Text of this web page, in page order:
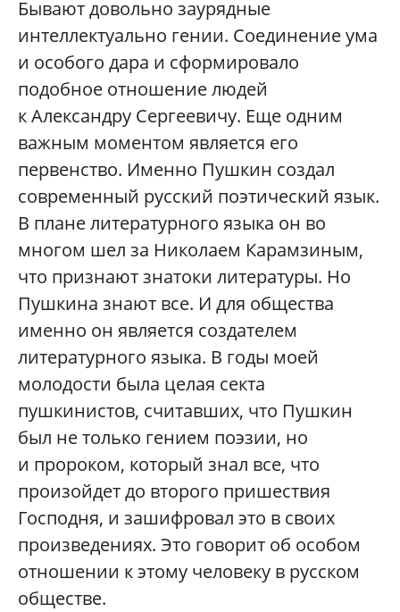
Бывают довольно заурядные
интеллектуально гении. Соединение ума
и особого дара и сформировало
подобное отношение людей
к Александру Сергеевичу. Еще одним
важным моментом является его
первенство. Именно Пушкин создал
современный русский поэтический язык.
В плане литературного языка он во
многом шел за Николаем Карамзиным,
что признают знатоки литературы. Но
Пушкина знают все. И для общества
именно он является создателем
литературного языка. В годы моей
молодости была целая секта
пушкинистов, считавших, что Пушкин
был не только гением поэзии, но
и пророком, который знал все, что
произойдет до второго пришествия
Господня, и зашифровал это в своих
произведениях. Это говорит об особом
отношении к этому человеку в русском
обществе.